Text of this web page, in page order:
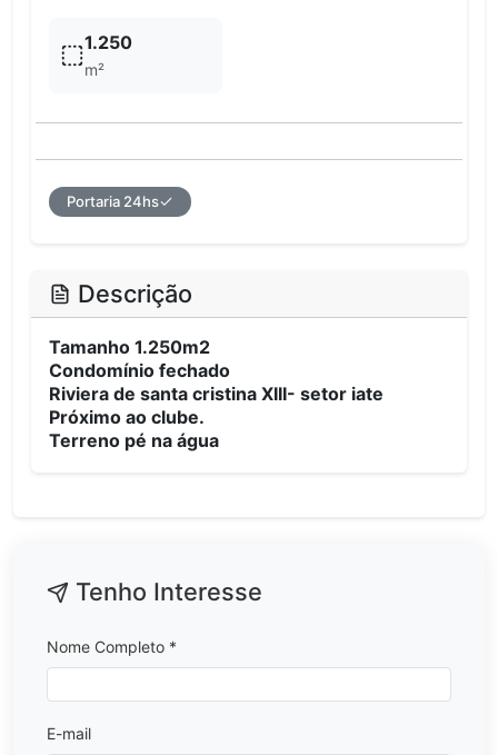
1.250
m²
Portaria 24hs
Descrição
Tamanho 1.250m2
Condomínio fechado
Riviera de santa cristina XIII- setor iate
Próximo ao clube.
Terreno pé na água
Tenho Interesse
Nome Completo *
E-mail